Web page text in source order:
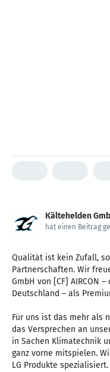
Kältehelden
hat einen Beitrag
Qualität ist kein Zufall,
Partnerschaften. Wir
GmbH von [CF] AIRCON
Deutschland – als
Für uns ist das mehr als
das Versprechen an
in Sachen Klimatechnik
ganz vorne mitspielen.
LG Produkte spezialisiert.